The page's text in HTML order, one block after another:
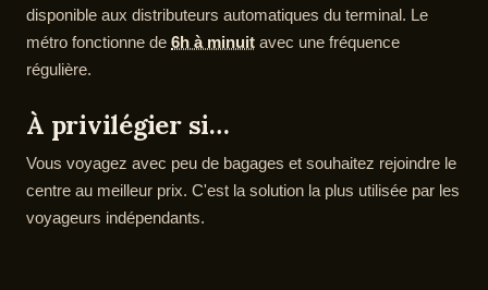
disponible aux distributeurs automatiques du terminal. Le
métro fonctionne de 6h à minuit avec une fréquence
régulière.
À privilégier si…
Vous voyagez avec peu de bagages et souhaitez rejoindre le
centre au meilleur prix. C'est la solution la plus utilisée par les
voyageurs indépendants.